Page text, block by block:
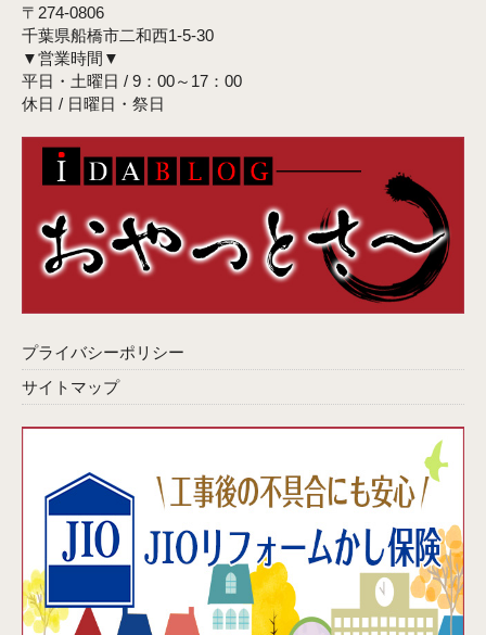
〒274-0806
千葉県船橋市二和西1-5-30
▼営業時間▼
平日・土曜日 / 9：00～17：00
休日 / 日曜日・祭日
プライバシーポリシー
サイトマップ